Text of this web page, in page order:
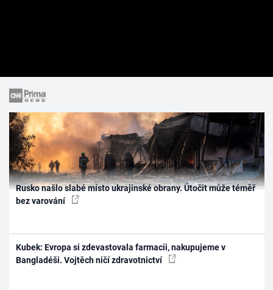
Rusko našlo slabé místo ukrajinské obrany. Útočit může téměř
bez varování
Kubek: Evropa si zdevastovala farmacii, nakupujeme v
Bangladéši. Vojtěch ničí zdravotnictví